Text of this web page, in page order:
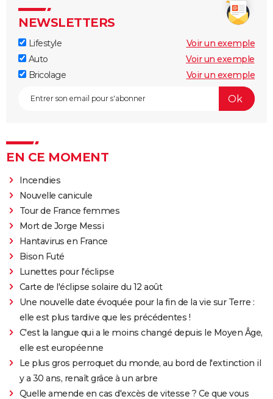
NEWSLETTERS
Lifestyle
Voir un exemple
Auto
Voir un exemple
Bricolage
Voir un exemple
EN CE MOMENT
Incendies
Nouvelle canicule
Tour de France femmes
Mort de Jorge Messi
Hantavirus en France
Bison Futé
Lunettes pour l'éclipse
Carte de l'éclipse solaire du 12 août
Une nouvelle date évoquée pour la fin de la vie sur Terre :
elle est plus tardive que les précédentes !
C'est la langue qui a le moins changé depuis le Moyen Âge,
elle est européenne
Le plus gros perroquet du monde, au bord de l'extinction il
y a 30 ans, renaît grâce à un arbre
Quelle amende en cas d'excès de vitesse ? Ce que vous